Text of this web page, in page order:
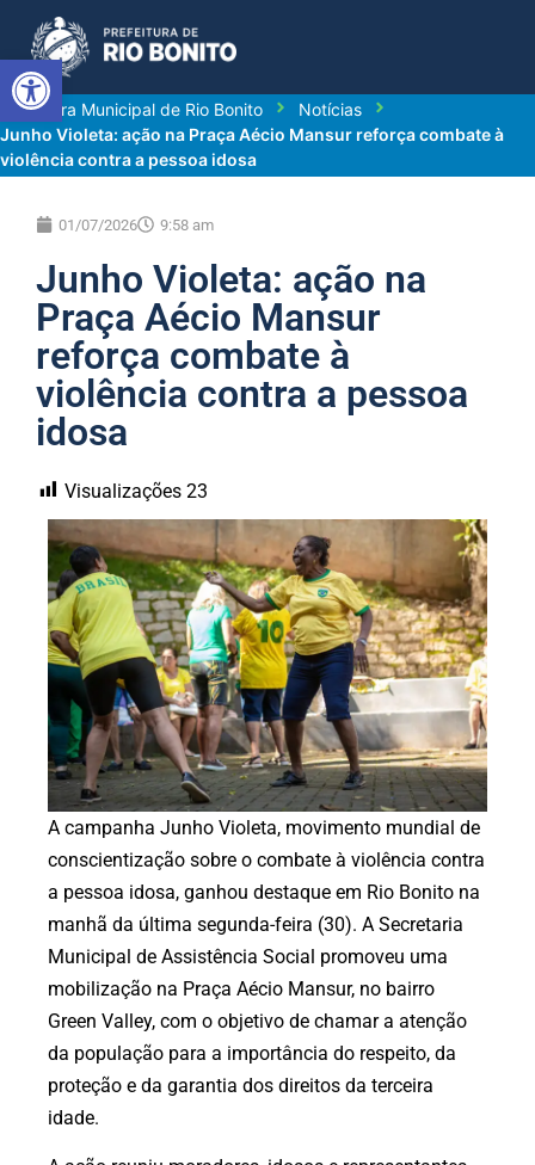
Abrir a barra de ferramentas
Prefeitura Municipal de Rio Bonito
Notícias
Junho Violeta: ação na Praça Aécio Mansur reforça combate à
violência contra a pessoa idosa
01/07/2026 9:58 am
Junho Violeta: ação na
Praça Aécio Mansur
reforça combate à
violência contra a pessoa
idosa
Visualizações 23
A campanha Junho Violeta, movimento mundial de
conscientização sobre o combate à violência contra
a pessoa idosa, ganhou destaque em Rio Bonito na
manhã da última segunda-feira (30). A Secretaria
Municipal de Assistência Social promoveu uma
mobilização na Praça Aécio Mansur, no bairro
Green Valley, com o objetivo de chamar a atenção
da população para a importância do respeito, da
proteção e da garantia dos direitos da terceira
idade.